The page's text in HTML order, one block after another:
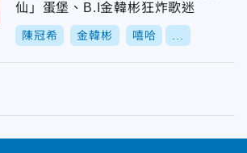
仙」蛋堡、B.I金韓彬狂炸歌迷
陳冠希 金韓彬 嘻哈